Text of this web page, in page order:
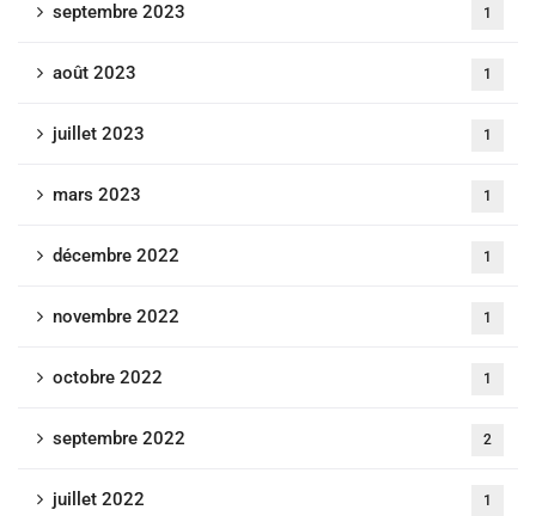
septembre 2023 1
août 2023 1
juillet 2023 1
mars 2023 1
décembre 2022 1
novembre 2022 1
octobre 2022 1
septembre 2022 2
juillet 2022 1